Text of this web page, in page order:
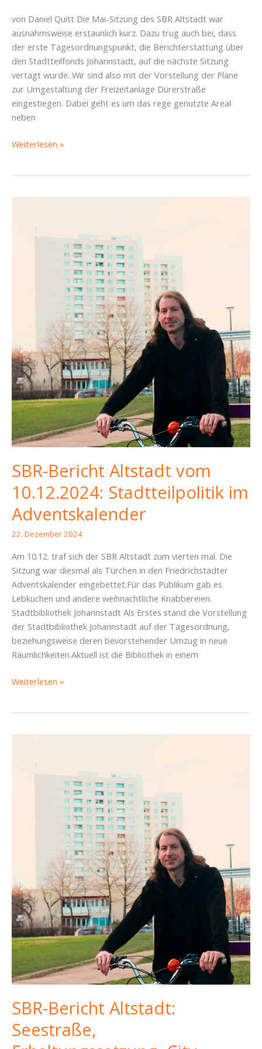
von Daniel Quitt Die Mai-Sitzung des SBR Altstadt war
ausnahmsweise erstaunlich kurz. Dazu trug auch bei, dass
der erste Tagesordnungspunkt, die Berichterstattung über
den Stadtteilfonds Johannstadt, auf die nächste Sitzung
vertagt wurde. Wir sind also mit der Vorstellung der Pläne
zur Umgestaltung der Freizeitanlage Dürerstraße
eingestiegen. Dabei geht es um das rege genutzte Areal
neben
Bericht
Altstadt
Weiterlesen »
SBR-Bericht Altstadt vom
10.12.2024: Stadtteilpolitik im
Adventskalender
22. Dezember 2024
Am 10.12. traf sich der SBR Altstadt zum vierten mal. Die
Sitzung war diesmal als Türchen in den Friedrichstädter
Adventskalender eingebettet.Für das Publikum gab es
Lebkuchen und andere weihnachtliche Knabbereien.
Stadtbibliothek Johannstadt Als Erstes stand die Vorstellung
der Stadtbibliothek Johannstadt auf der Tagesordnung,
beziehungsweise deren bevorstehender Umzug in neue
Räumlichkeiten.Aktuell ist die Bibliothek in einem
SBR-
10.12.2024:
Adventskalender
Weiterlesen »
SBR-Bericht Altstadt:
Seestraße,